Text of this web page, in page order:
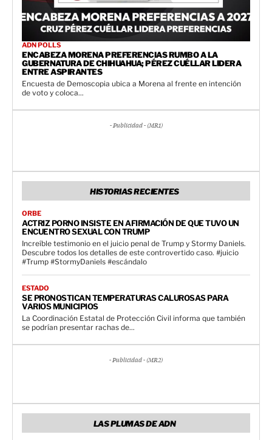
ADN POLLS
ENCABEZA MORENA PREFERENCIAS RUMBO A LA
GUBERNATURA DE CHIHUAHUA; PÉREZ CUÉLLAR LIDERA
ENTRE ASPIRANTES
Encuesta de Demoscopia ubica a Morena al frente en intención
de voto y coloca...
- Publicidad - (MR1)
HISTORIAS RECIENTES
ORBE
ACTRIZ PORNO INSISTE EN AFIRMACIÓN DE QUE TUVO UN
ENCUENTRO SEXUAL CON TRUMP
Increíble testimonio en el juicio penal de Trump y Stormy Daniels.
Descubre todos los detalles de este controvertido caso. #juicio
#Trump #StormyDaniels #escándalo
ESTADO
SE PRONOSTICAN TEMPERATURAS CALUROSAS PARA
VARIOS MUNICIPIOS
La Coordinación Estatal de Protección Civil informa que también
se podrían presentar rachas de...
- Publicidad - (MR2)
LAS PLUMAS DE ADN